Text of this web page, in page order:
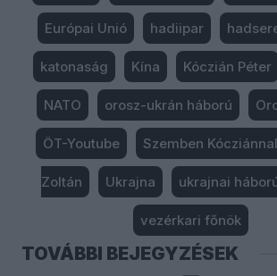
Európai Unió hadiipar
katonaság Kína Kóczián Péter
NATO orosz-ukrán háború
ÖT-Youtube Szemben Kócziánnal
Zoltán Ukrajna ukrajnai
vezérkari főnök
TOVÁBBI BEJEGYZÉSEK